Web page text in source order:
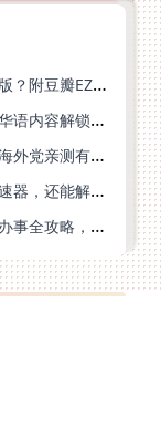
海外党必看：怎么在国外玩秦时明月卡牌版？附豆瓣EZCast地区限制破解法
海外怎么听酷我畅听？留学生亲测有效的华语内容解锁指南
在国外看不了央视影音电视剧怎么办呢？海外党亲测有效的回国加速方案
海外华人看国内电视剧总卡？选对回国加速器，还能解决菲律宾打不开反诈中心的问题
探花在比利时用不了怎么办？海外党追剧办事全攻略，选对加速器就够了